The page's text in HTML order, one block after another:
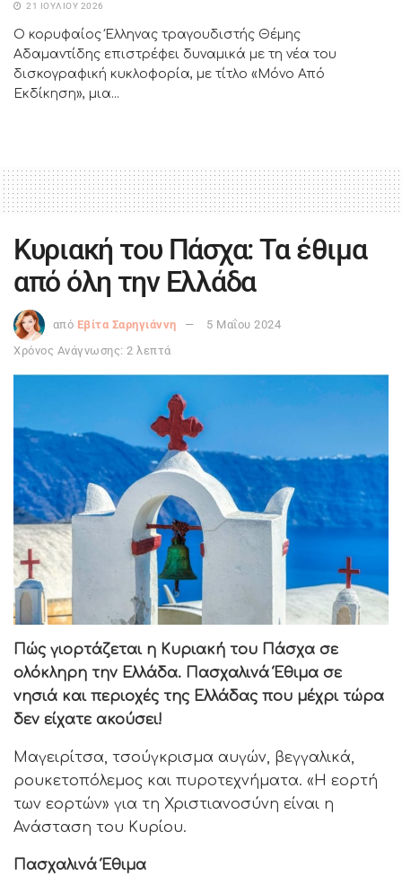
21 ΙΟΥΛΊΟΥ 2026
Ο κορυφαίος Έλληνας τραγουδιστής Θέμης
Αδαμαντίδης επιστρέφει δυναμικά με τη νέα του
δισκογραφική κυκλοφορία, με τίτλο «Μόνο Από
Εκδίκηση», μια...
Κυριακή του Πάσχα: Τα έθιμα
από όλη την Ελλάδα
από Εβίτα Σαρηγιάννη
5 Μαΐου 2024
Χρόνος Ανάγνωσης: 2 λεπτά
Πώς γιορτάζεται η Κυριακή του Πάσχα σε
ολόκληρη την Ελλάδα. Πασχαλινά Έθιμα σε
νησιά και περιοχές της Ελλάδας που μέχρι τώρα
δεν είχατε ακούσει!
Μαγειρίτσα, τσούγκρισμα αυγών, βεγγαλικά,
ρουκετοπόλεμος και πυροτεχνήματα. «Η εορτή
των εορτών» για τη Χριστιανοσύνη είναι η
Ανάσταση του Κυρίου.
Πασχαλινά Έθιμα